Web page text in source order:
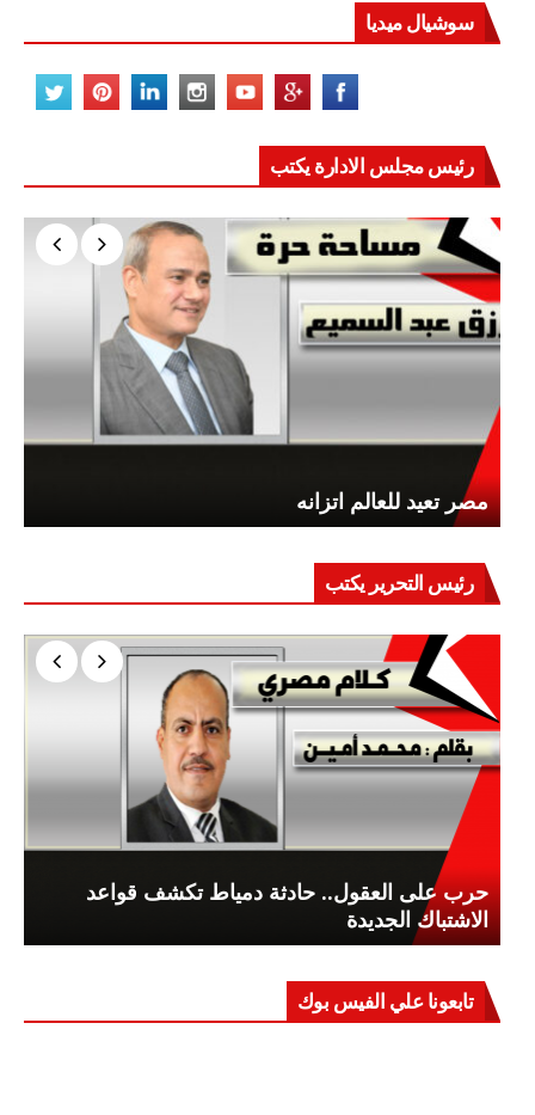
سوشيال ميديا
رئيس مجلس الادارة يكتب
مصر تعيد للعالم اتزانه
رئيس التحرير يكتب
حرب على العقول.. حادثة دمياط تكشف قواعد
الاشتباك الجديدة
تابعونا علي الفيس بوك